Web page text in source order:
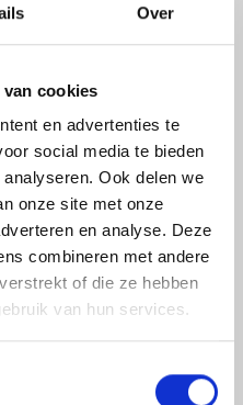
Over
cookies
en advertenties te
social media te bieden
Ook delen we
onze site met onze
en analyse. Deze
combineren met andere
of die ze hebben
van hun services.